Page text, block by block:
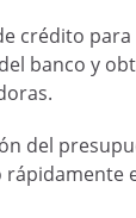
crédito
banco y
del
rápidamente